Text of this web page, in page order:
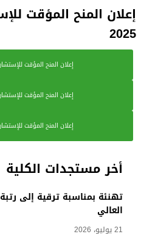
أخر مستجدات الكلية
تهنئة بمناسبة ترقية إلى
العالي
21 يوليو، 2026
2025
إعلان المنح المؤقت للإستشارة
إعلان المنح المؤقت للإستشارة
إعلان المنح المؤقت للإستشارة